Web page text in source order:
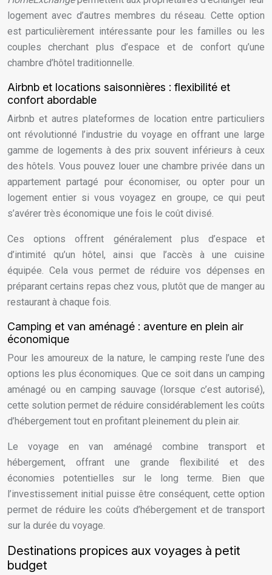
logement avec d’autres membres du réseau. Cette option
est particulièrement intéressante pour les familles ou les
couples cherchant plus d’espace et de confort qu’une
chambre d’hôtel traditionnelle.
Airbnb et locations saisonnières : flexibilité et
confort abordable
Airbnb et autres plateformes de location entre particuliers
ont révolutionné l’industrie du voyage en offrant une large
gamme de logements à des prix souvent inférieurs à ceux
des hôtels. Vous pouvez louer une chambre privée dans un
appartement partagé pour économiser, ou opter pour un
logement entier si vous voyagez en groupe, ce qui peut
s’avérer très économique une fois le coût divisé.
Ces options offrent généralement plus d’espace et
d’intimité qu’un hôtel, ainsi que l’accès à une cuisine
équipée. Cela vous permet de réduire vos dépenses en
préparant certains repas chez vous, plutôt que de manger au
restaurant à chaque fois.
Camping et van aménagé : aventure en plein air
économique
Pour les amoureux de la nature, le camping reste l’une des
options les plus économiques. Que ce soit dans un camping
aménagé ou en camping sauvage (lorsque c’est autorisé),
cette solution permet de réduire considérablement les coûts
d’hébergement tout en profitant pleinement du plein air.
Le voyage en van aménagé combine transport et
hébergement, offrant une grande flexibilité et des
économies potentielles sur le long terme. Bien que
l’investissement initial puisse être conséquent, cette option
permet de réduire les coûts d’hébergement et de transport
sur la durée du voyage.
Destinations propices aux voyages à petit
budget